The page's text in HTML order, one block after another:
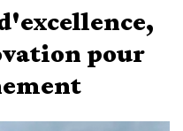
pour